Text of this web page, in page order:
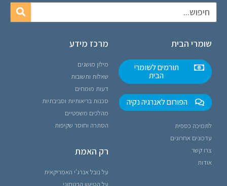
שומרי הבית
תורמים לשומרי
הבית
הפורום לאנרגיה נקיה
לתמיכה כספית
עדכונים אחרונים
צרו קשר
אודות
מרכז מידע
מילון מושגים
שאלות ותשובות
דעות מומחים
סכנות בריאותיות וסביבתיות
מהלכים משפטיים
הסתרה וחוסר שקיפות
רק האמת
על נובל אנרג'י האמריקאית
על הטיעון הבטחוני